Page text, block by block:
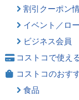
割引クーポン
イベント／ロ
ビジネス会員
コストコで使え
コストコのおす
食品